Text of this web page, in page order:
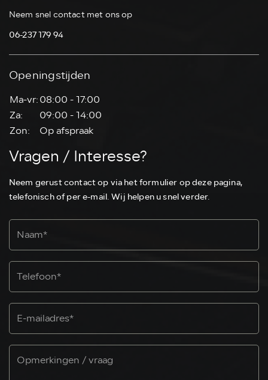
Neem snel contact met ons op
06-237 179 94
Openingstijden
Ma-vr:08:00 - 17:00
Za:
09:00 - 14:00
Zon:
Op afspraak
Vragen / Interesse?
Neem gerust contact op via het formulier op deze pagina,
telefonisch of per e-mail. Wij helpen u snel verder.